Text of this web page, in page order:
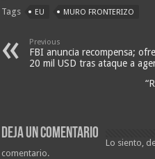
Tags EU MURO FRONTERIZO
Previous
FBI anuncia recompensa;
20 mil USD tras ataque a
Deja un comentario
Lo siento,
comentario.